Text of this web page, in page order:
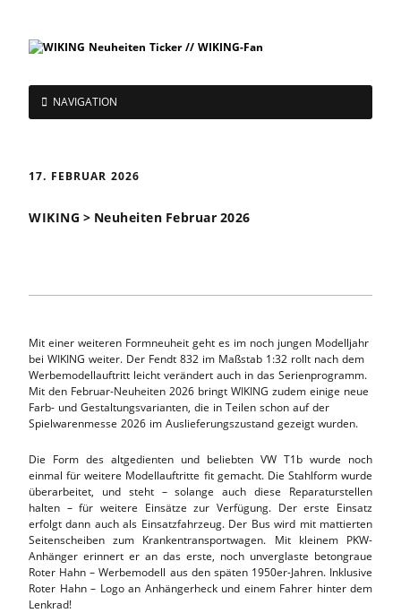
NAVIGATION
17. FEBRUAR 2026
WIKING > Neuheiten Februar 2026
Mit einer weiteren Formneuheit geht es im noch jungen Modelljahr
bei WIKING weiter. Der Fendt 832 im Maßstab 1:32 rollt nach dem
Werbemodellauftritt leicht verändert auch in das Serienprogramm.
Mit den Februar-Neuheiten 2026 bringt WIKING zudem einige neue
Farb- und Gestaltungsvarianten, die in Teilen schon auf der
Spielwarenmesse 2026 im Auslieferungszustand gezeigt wurden.
Die Form des altgedienten und beliebten VW T1b wurde noch
einmal für weitere Modellauftritte fit gemacht. Die Stahlform wurde
überarbeitet, und steht – solange auch diese Reparaturstellen
halten – für weitere Einsätze zur Verfügung. Der erste Einsatz
erfolgt dann auch als Einsatzfahrzeug. Der Bus wird mit mattierten
Seitenscheiben zum Krankentransportwagen. Mit kleinem PKW-
Anhänger erinnert er an das erste, noch unverglaste betongraue
Roter Hahn – Werbemodell aus den späten 1950er-Jahren. Inklusive
Roter Hahn – Logo an Anhängerheck und einem Fahrer hinter dem
Lenkrad!